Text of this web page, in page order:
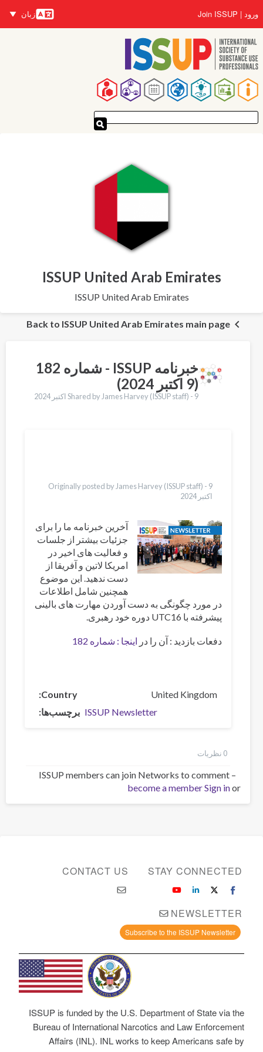
به
محتوای
اصلی
ورود Join ISSUP
زبان‌ها
زبان
پیمایدنۀ
اصلی
ISSUP United Arab Emirates
ISSUP United Arab Emirates
Back to ISSUP United Arab Emirates main page
خبرنامه ISSUP - شماره 182
(9 اکتبر 2024)
Shared by James Harvey (ISSUP staff) - 9 اکتبر 2024
Originally posted by James Harvey (ISSUP staff) - 9
اکتبر 2024
آخرین خبرنامه ما را برای
جزئیات بیشتر از جلسات
و فعالیت های اخیر در
امریکا لاتین و آفریقا از
دست ندهید. این موضوع
همچنین شامل اطلاعات
در مورد چگونگی به دست آوردن مهارت های بالینی
پیشرفته با UTC16 دوره خود رهبری.
دفعات بازدید : آن را در اینجا : شماره 182
Country
United Kingdom
برچسب‌ها ISSUP Newsletter
0 نظر‌یات
ISSUP members can join Networks to comment –
Sign inor
become a member
CONTACT US STAY CONNECTED
NEWSLETTER
Subscribe to the ISSUP Newsletter
ISSUP is funded by the U.S. Department of State via the
Bureau of International Narcotics and Law Enforcement
Affairs (INL). INL works to keep Americans safe by